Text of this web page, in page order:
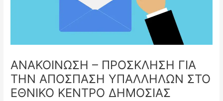
ΑΝΑΚΟΙΝΩΣΗ – ΠΡΟΣΚΛΗΣΗ ΓΙΑ
ΤΗΝ ΑΠΟΣΠΑΣΗ ΥΠΑΛΛΗΛΩΝ ΣΤΟ
ΕΘΝΙΚΟ ΚΕΝΤΡΟ ΔΗΜΟΣΙΑΣ